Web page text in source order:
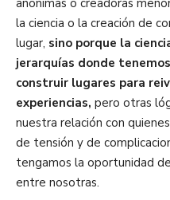
anónimas o creadoras
la ciencia o la creación de
lugar, sino porque la
jerarquías donde
construir lugares para
experiencias, pero otras
nuestra relación con
de tensión y de
tengamos la oportunidad
entre nosotras.